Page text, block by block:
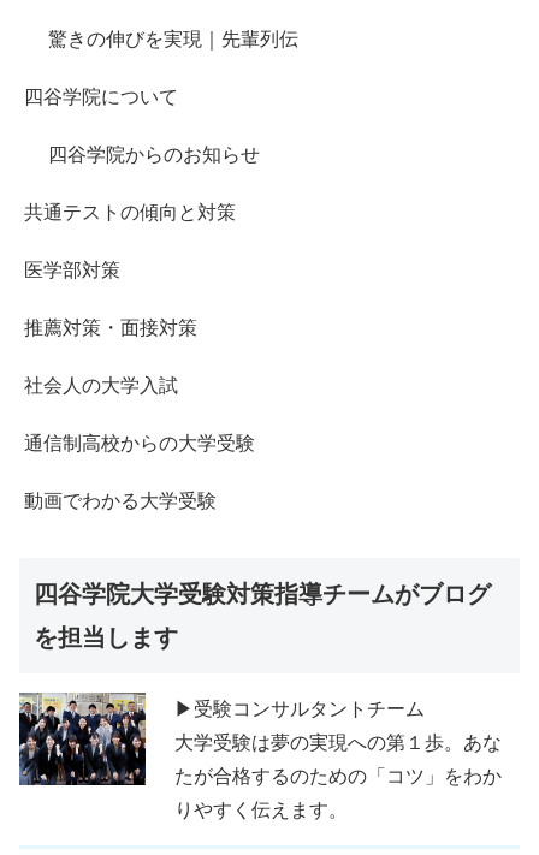
驚きの伸びを実現｜先輩列伝
四谷学院について
四谷学院からのお知らせ
共通テストの傾向と対策
医学部対策
推薦対策・面接対策
社会人の大学入試
通信制高校からの大学受験
動画でわかる大学受験
四谷学院大学受験対策指導チームがブログ
を担当します
▶受験コンサルタントチーム
大学受験は夢の実現への第１歩。あな
たが合格するのための「コツ」をわか
りやすく伝えます。